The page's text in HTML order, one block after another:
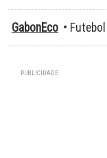
GabonEco • Futebol
PUBLICIDADE: